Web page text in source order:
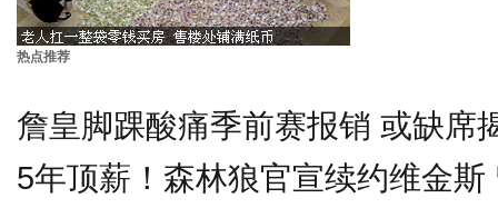
热点推荐
詹皇脚踝酸痛季前赛报销 或缺席
5年顶薪！森林狼官宣续约维金斯